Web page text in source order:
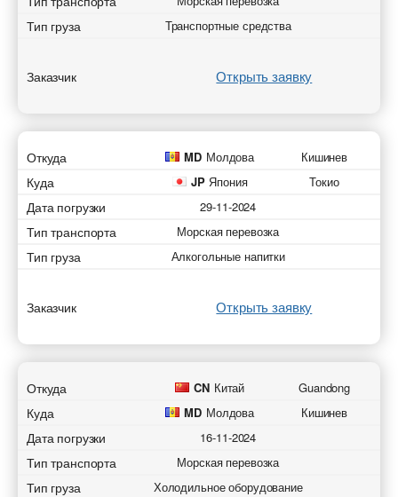
Тип груза Транспортные средства
Заказчик Открыть заявку
Откуда MD Молдова Кишинев
Куда JP Япония Токио
Дата погрузки 29-11-2024
Тип транспорта Морская перевозка
Тип груза Алкогольные напитки
Заказчик Открыть заявку
Откуда CN Китай Guandong
Куда MD Молдова Кишинев
Дата погрузки 16-11-2024
Тип транспорта Морская перевозка
Тип груза Холодильное оборудование